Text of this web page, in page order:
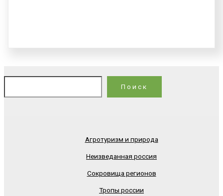
Поиск
Агротуризм и природа
Неизведанная россия
Сокровища регионов
Тропы россии